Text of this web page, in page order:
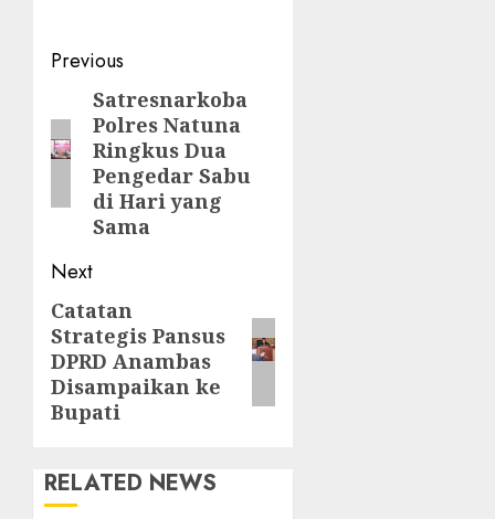
Post
navigation
Previous
Previous
post:
Satresnarkoba
Polres Natuna
Ringkus Dua
Pengedar Sabu
di Hari yang
Sama
Next
Next
post:
Catatan
Strategis Pansus
DPRD Anambas
Disampaikan ke
Bupati
RELATED NEWS